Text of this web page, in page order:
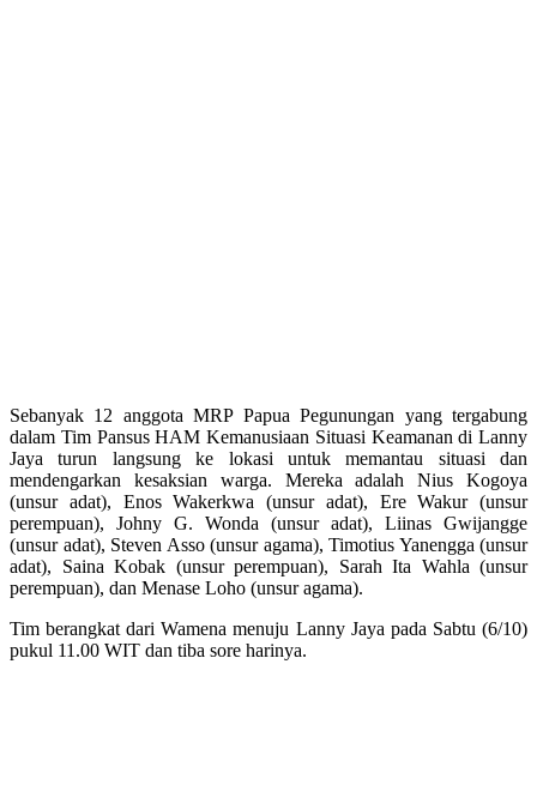
Sebanyak 12 anggota MRP Papua Pegunungan yang tergabung
dalam Tim Pansus HAM Kemanusiaan Situasi Keamanan di Lanny
Jaya turun langsung ke lokasi untuk memantau situasi dan
mendengarkan kesaksian warga. Mereka adalah Nius Kogoya
(unsur adat), Enos Wakerkwa (unsur adat), Ere Wakur (unsur
perempuan), Johny G. Wonda (unsur adat), Liinas Gwijangge
(unsur adat), Steven Asso (unsur agama), Timotius Yanengga (unsur
adat), Saina Kobak (unsur perempuan), Sarah Ita Wahla (unsur
perempuan), dan Menase Loho (unsur agama).
Tim berangkat dari Wamena menuju Lanny Jaya pada Sabtu (6/10)
pukul 11.00 WIT dan tiba sore harinya.